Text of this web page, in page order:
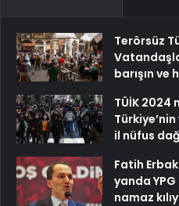
Terörsüz
barışın ve
TÜİK 2024
il nüfus
Fatih
yanda
namaz